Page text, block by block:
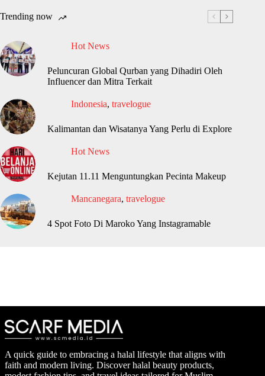
Trending now
Hot News
Peluncuran Global Qurban yang Dihadiri Oleh
Influencer dan Mitra Terkait
Indonesia, travelogue
Kalimantan dan Wisatanya Yang Perlu di Explore
Hot News
Kejutan 11.11 Menguntungkan Pecinta Makeup
Mancanegara, travelogue
4 Spot Foto Di Maroko Yang Instagramable
A quick guide to embracing a halal lifestyle that aligns with
faith and modern living. Discover halal beauty products,